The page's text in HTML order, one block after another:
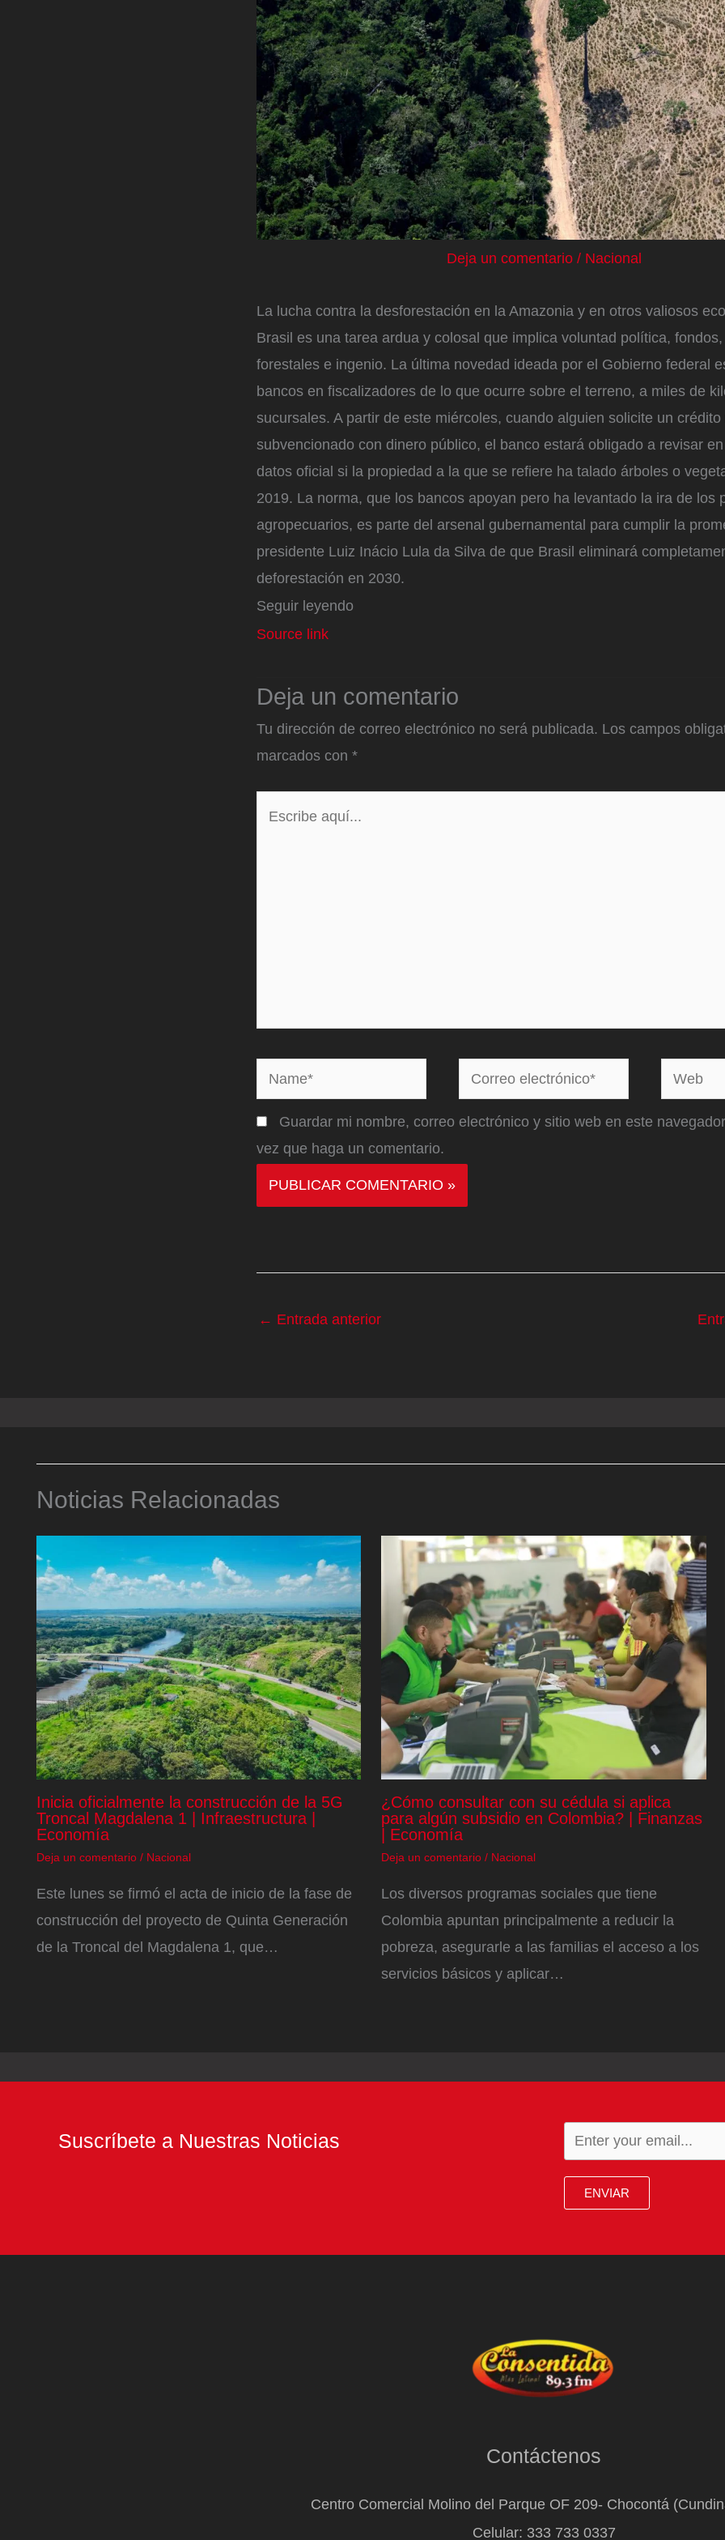
Deja un comentario / Nacional
La lucha contra la desforestación en la Amazonia y en otros valiosos
Brasil es una tarea ardua y colosal que implica voluntad política,
forestales e ingenio. La última novedad ideada por el Gobierno federal
bancos en fiscalizadores de lo que ocurre sobre el terreno, a miles de
sucursales. A partir de este miércoles, cuando alguien solicite un crédito
subvencionado con dinero público, el banco estará obligado a revisar
datos oficial si la propiedad a la que se refiere ha talado árboles o
2019. La norma, que los bancos apoyan pero ha levantado la ira de los
agropecuarios, es parte del arsenal gubernamental para cumplir la
presidente Luiz Inácio Lula da Silva de que Brasil eliminará
deforestación en 2030.
Seguir leyendo
Source link
Deja un comentario
Tu dirección de correo electrónico no será publicada. Los campos
marcados con *
Name*
Correo
electrónico*
Web
Guardar mi nombre, correo electrónico y sitio web en este
vez que haga un comentario.
← Entrada anterior
Noticias Relacionadas
Inicia oficialmente la construcción de la 5G
Troncal Magdalena 1 | Infraestructura |
Economía
Deja un comentario / Nacional
Este lunes se firmó el acta de inicio de la fase de
construcción del proyecto de Quinta Generación
de la Troncal del Magdalena 1, que…
¿Cómo consultar con su cédula si aplica
para algún subsidio en Colombia? | Finanzas
| Economía
Deja un comentario / Nacional
Los diversos programas sociales que tiene
Colombia apuntan principalmente a reducir la
pobreza, asegurarle a las familias el acceso a los
servicios básicos y aplicar…
Suscríbete a Nuestras Noticias
ENVIAR
Contáctenos
Centro Comercial Molino del Parque OF 209- Chocontá
Celular: 333 733 0337